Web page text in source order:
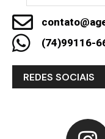
(74)99116-
REDES SOCIAIS